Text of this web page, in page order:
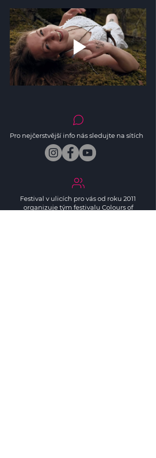
Pro nejčerstvější info nás sledujte na sítích
Festival v ulicích pro vás od roku 2011
organizuje tým festivalu Colours of